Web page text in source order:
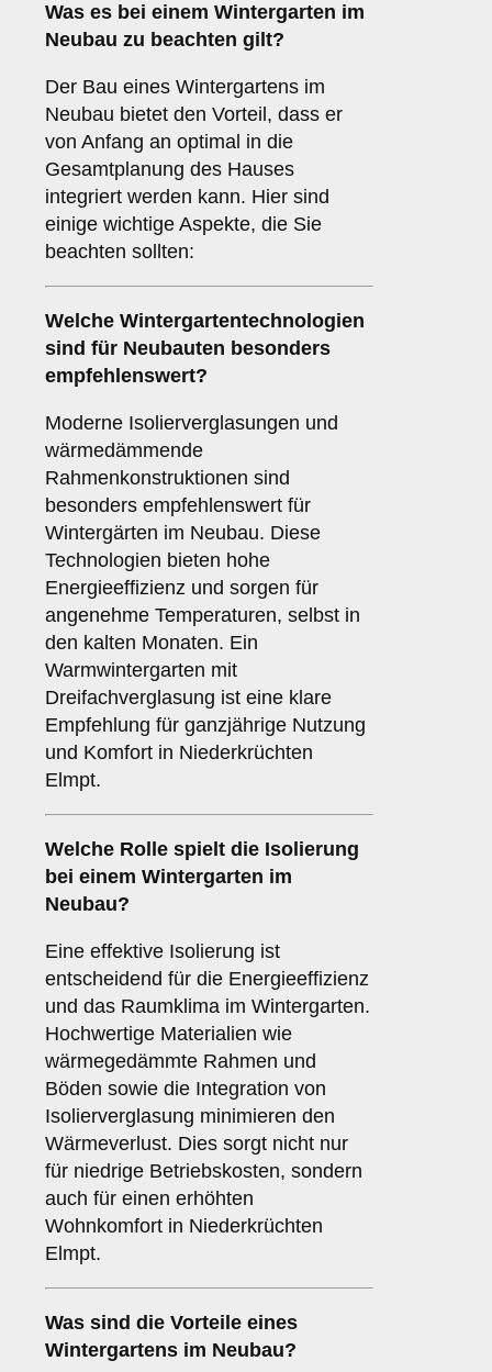
Was es bei einem Wintergarten im
Neubau zu beachten gilt?
Der Bau eines Wintergartens im
Neubau bietet den Vorteil, dass er
von Anfang an optimal in die
Gesamtplanung des Hauses
integriert werden kann. Hier sind
einige wichtige Aspekte, die Sie
beachten sollten:
Welche Wintergartentechnologien
sind für Neubauten besonders
empfehlenswert?
Moderne Isolierverglasungen und
wärmedämmende
Rahmenkonstruktionen sind
besonders empfehlenswert für
Wintergärten im Neubau. Diese
Technologien bieten hohe
Energieeffizienz und sorgen für
angenehme Temperaturen, selbst in
den kalten Monaten. Ein
Warmwintergarten mit
Dreifachverglasung ist eine klare
Empfehlung für ganzjährige Nutzung
und Komfort in Niederkrüchten
Elmpt.
Welche Rolle spielt die Isolierung
bei einem Wintergarten im
Neubau?
Eine effektive Isolierung ist
entscheidend für die Energieeffizienz
und das Raumklima im Wintergarten.
Hochwertige Materialien wie
wärmegedämmte Rahmen und
Böden sowie die Integration von
Isolierverglasung minimieren den
Wärmeverlust. Dies sorgt nicht nur
für niedrige Betriebskosten, sondern
auch für einen erhöhten
Wohnkomfort in Niederkrüchten
Elmpt.
Was sind die Vorteile eines
Wintergartens im Neubau?